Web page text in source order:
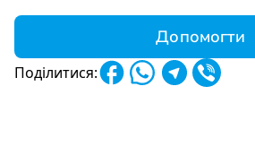
Допомогти
Поділитися: